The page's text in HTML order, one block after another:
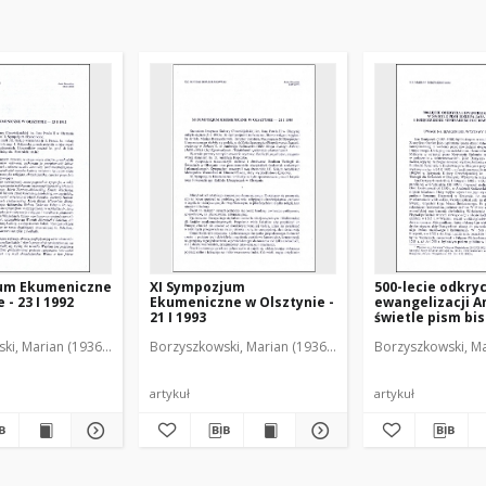
Ekumeniczne
23 I 1992
Marian (1936-2001)
XI Sympozjum
Ekumeniczne w Olsztynie -
21 I 1993
Borzyszkowski, Marian (1936-2001)
artykuł
500-lecie
ewangelizacji
świetle pism
Seminarium
bibliotecznej
Borzyszkowski,
artykuł